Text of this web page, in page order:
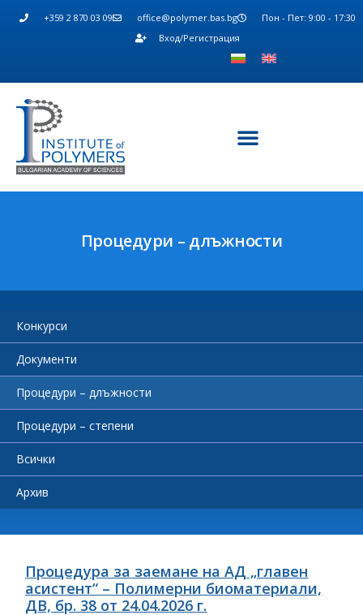
+359 2 870 03 09 office@polymer.bas.bg
Пон - Пет: 9:00 - 17:30
Вход/Регистрация
Процедури – длъжности
Конкурси
Документи
Процедури – длъжности
Процедури – степени
Всички
Архив
Процедура за заемане на АД „главен
асистент“ – Полимерни биоматериали,
ДВ, бр. 38 от 24.04.2026 г.